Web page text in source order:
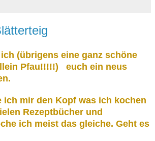
(übrigens eine ganz schöne
Pfau!!!!!) euch ein neus
ich mir den Kopf was ich kochen
Rezeptbücher und
ich meist das gleiche. Geht es